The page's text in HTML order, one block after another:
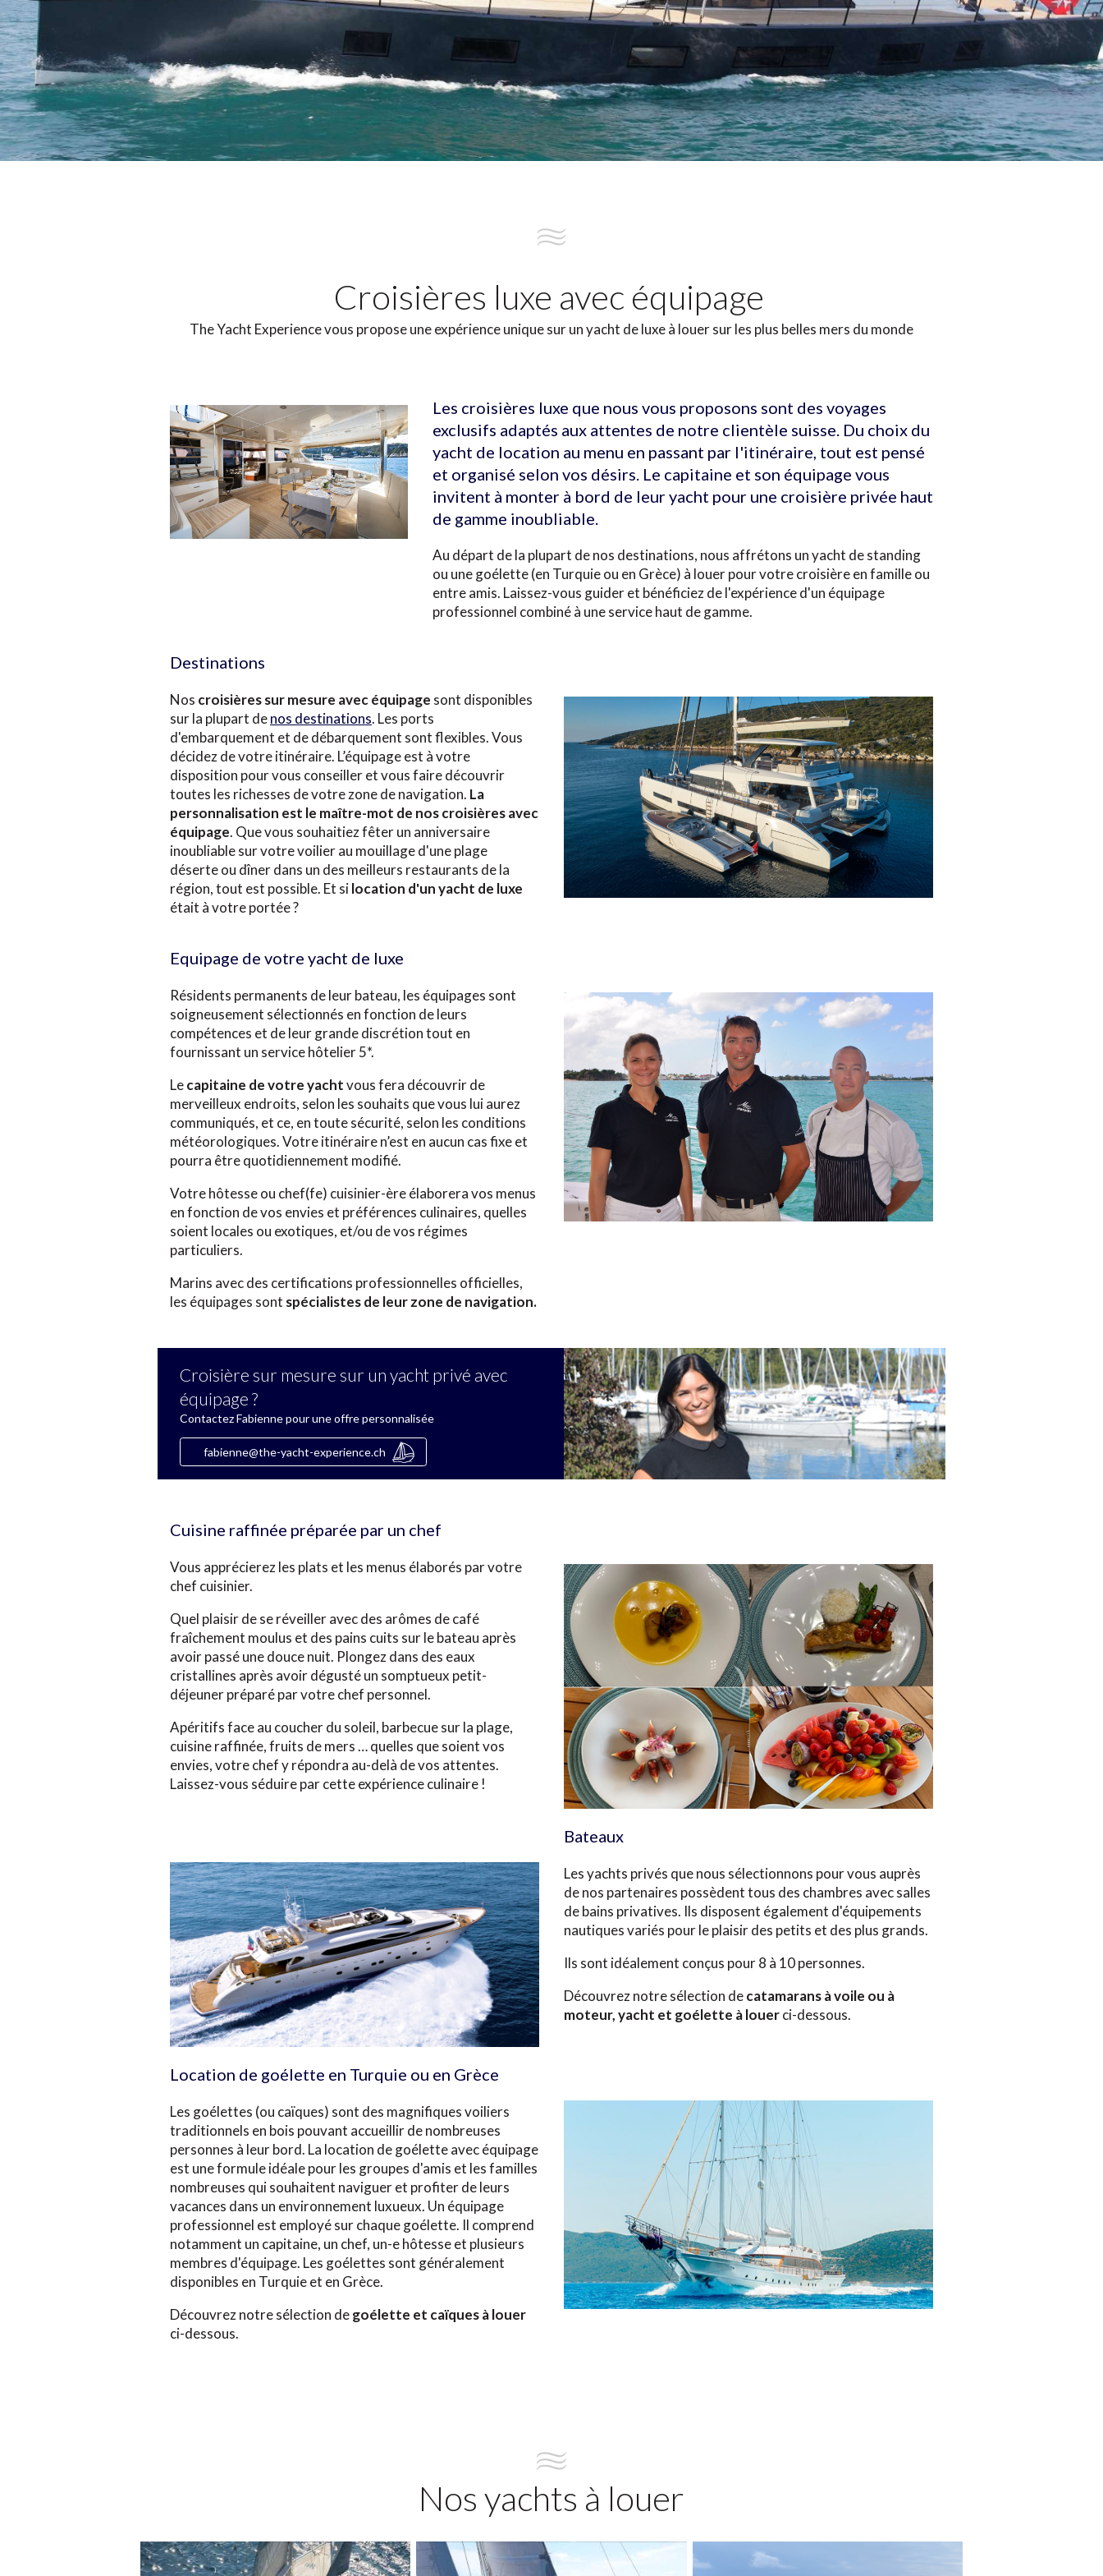
Croisières luxe avec équipage
The Yacht Experience vous propose une expérience unique sur un yacht de luxe à louer sur les plus belles mers du monde
Les croisières luxe que nous vous proposons sont des voyages
exclusifs adaptés aux attentes de notre clientèle suisse. Du choix du
yacht de location au menu en passant par l'itinéraire, tout est pensé
et organisé selon vos désirs. Le capitaine et son équipage vous
invitent à monter à bord de leur yacht pour une croisière privée haut
de gamme inoubliable.
Au départ de la plupart de nos destinations, nous affrétons un yacht de standing
ou une goélette (en Turquie ou en Grèce) à louer pour votre croisière en famille ou
entre amis. Laissez-vous guider et bénéficiez de l'expérience d'un équipage
professionnel combiné à une service haut de gamme.
Destinations
Nos croisières sur mesure avec équipage sont disponibles
sur la plupart denos destinations. Les ports
d'embarquement et de débarquement sont flexibles. Vous
décidez de votre itinéraire. L’équipage est à votre
disposition pour vous conseiller et vous faire découvrir
toutes les richesses de votre zone de navigation. La
personnalisation est le maître-mot de nos croisières avec
équipage. Que vous souhaitiez fêter un anniversaire
inoubliable sur votre voilier au mouillage d'une plage
déserte ou dîner dans un des meilleurs restaurants de la
région, tout est possible. Et silocation d'un yacht de luxe
était à votre portée ?
Equipage de votre yacht de luxe
Résidents permanents de leur bateau, les équipages sont
soigneusement sélectionnés en fonction de leurs
compétences et de leur grande discrétion tout en
fournissant un service hôtelier 5*.
Lecapitaine de votre yachtvous fera découvrir de
merveilleux endroits, selon les souhaits que vous lui aurez
communiqués, et ce, en toute sécurité, selon les conditions
météorologiques. Votre itinéraire n’est en aucun cas fixe et
pourra être quotidiennement modifié.
Votre hôtesse ou chef(fe) cuisinier-ère élaborera vos menus
en fonction de vos envies et préférences culinaires, quelles
soient locales ou exotiques, et/ou de vos régimes
particuliers.
Marins avec des certifications professionnelles officielles,
les équipages sont spécialistes de leur zone de navigation.
Croisière sur mesure sur un yacht privé avec
équipage ?
Contactez Fabienne pour une offre personnalisée
fabienne@the-yacht-experience.ch
Cuisine raffinée préparée par un chef
Vous apprécierez les plats et les menus élaborés par votre
chef cuisinier.
Quel plaisir de se réveiller avec des arômes de café
fraîchement moulus et des pains cuits sur le bateau après
avoir passé une douce nuit. Plongez dans des eaux
cristallines après avoir dégusté un somptueux petit-
déjeuner préparé par votre chef personnel.
Apéritifs face au coucher du soleil, barbecue sur la plage,
cuisine raffinée, fruits de mers … quelles que soient vos
envies, votre chef y répondra au-delà de vos attentes.
Laissez-vous séduire par cette expérience culinaire !
Bateaux
Les yachts privés que nous sélectionnons pour vous auprès
de nos partenaires possèdent tous des chambres avec salles
de bains privatives. Ils disposent également d'équipements
nautiques variés pour le plaisir des petits et des plus grands.
Ils sont idéalement conçus pour 8 à 10 personnes.
Découvrez notre sélection decatamarans à voile ou à
moteur, yacht et goélette à louerci-dessous.
Location de goélette en Turquie ou en Grèce
Les goélettes (ou caïques) sont des magnifiques voiliers
traditionnels en bois pouvant accueillir de nombreuses
personnes à leur bord. La location de goélette avec équipage
est une formule idéale pour les groupes d'amis et les familles
nombreuses qui souhaitent naviguer et profiter de leurs
vacances dans un environnement luxueux. Un équipage
professionnel est employé sur chaque goélette. Il comprend
notamment un capitaine, un chef, un-e hôtesse et plusieurs
membres d'équipage. Les goélettes sont généralement
disponibles en Turquie et en Grèce.
Découvrez notre sélection degoélette et caïques à louer
ci-dessous.
Nos yachts à louer